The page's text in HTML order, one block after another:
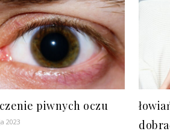
piwnych oczu
2023